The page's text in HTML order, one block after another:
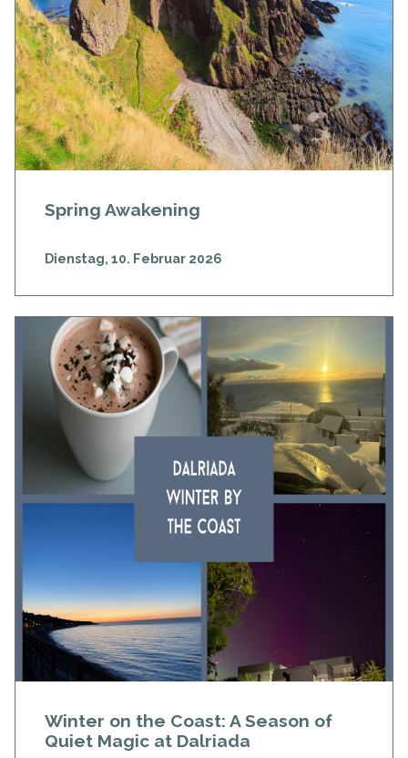
Spring Awakening
Dienstag, 10. Februar 2026
Winter on the Coast: A Season of
Quiet Magic at Dalriada